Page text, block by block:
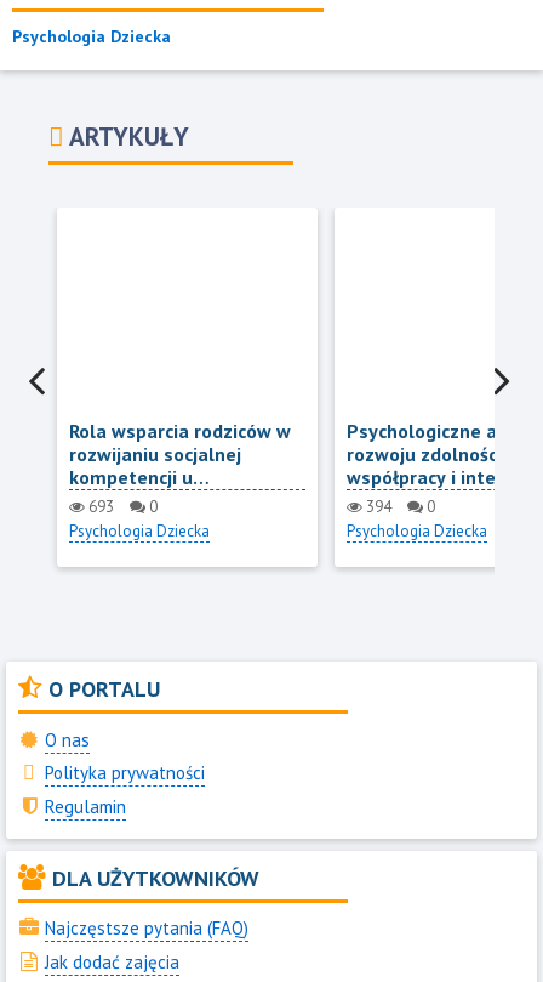
Psychologia Dziecka
ARTYKUŁY
Rola wsparcia rodziców w
rozwijaniu socjalnej
kompetencji u
nastolatków
693
0
Psychologia Dziecka
Psychologiczne
rozwoju zdolności do
współpracy i interakcji
394
0
Psychologia Dziecka
O PORTALU
O nas
Polityka prywatności
Regulamin
DLA UŻYTKOWNIKÓW
Najczęstsze pytania (FAQ)
Jak dodać zajęcia